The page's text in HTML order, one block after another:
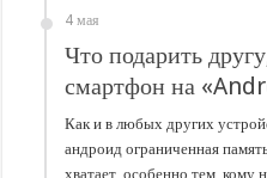
4 мая
Что подарить
смартфон на
Как и в любых других
андроид ограниченная
хватает, особенно тем, кому